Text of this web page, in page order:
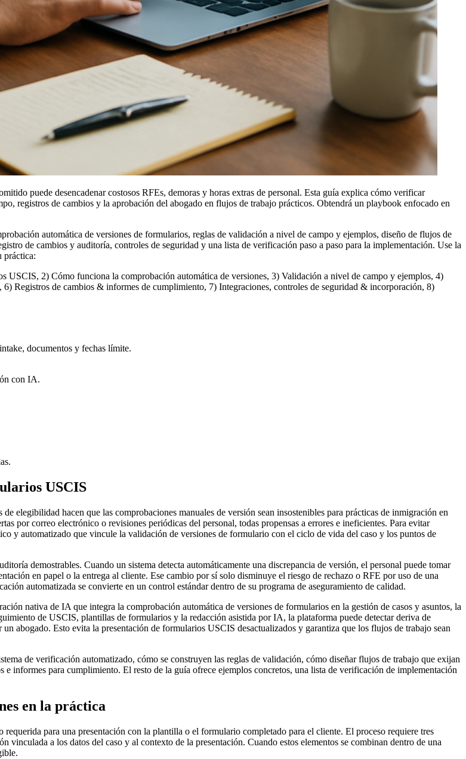
puede desencadenar costosos RFEs, demoras y horas extras de personal. Esta guía explica cómo verificar
registros de cambios y la aprobación del abogado en flujos de trabajo prácticos. Obtendrá un playbook enfocado en
automática de versiones de formularios, reglas de validación a nivel de campo y ejemplos, diseño de flujos de
de cambios y auditoría, controles de seguridad y una lista de verificación paso a paso para la implementación. Use la
práctica:
USCIS, 2) Cómo funciona la comprobación automática de versiones, 3) Validación a nivel de campo y ejemplos, 4)
Registros de cambios & informes de cumplimiento, 7) Integraciones, controles de seguridad & incorporación, 8)
documentos y fechas límite.
con IA.
USCIS
elegibilidad hacen que las comprobaciones manuales de versión sean insostenibles para prácticas de inmigración en
por correo electrónico o revisiones periódicas del personal, todas propensas a errores e ineficientes. Para evitar
y automatizado que vincule la validación de versiones de formulario con el ciclo de vida del caso y los puntos de
demostrables. Cuando un sistema detecta automáticamente una discrepancia de versión, el personal puede tomar
en papel o la entrega al cliente. Ese cambio por sí solo disminuye el riesgo de rechazo o RFE por uso de una
automatizada se convierte en un control estándar dentro de su programa de aseguramiento de calidad.
nativa de IA que integra la comprobación automática de versiones de formularios en la gestión de casos y asuntos, la
de USCIS, plantillas de formularios y la redacción asistida por IA, la plataforma puede detectar deriva de
abogado. Esto evita la presentación de formularios USCIS desactualizados y garantiza que los flujos de trabajo sean
de verificación automatizado, cómo se construyen las reglas de validación, cómo diseñar flujos de trabajo que exijan
informes para cumplimiento. El resto de la guía ofrece ejemplos concretos, una lista de verificación de implementación
en la práctica
para una presentación con la plantilla o el formulario completado para el cliente. El proceso requiere tres
a los datos del caso y al contexto de la presentación. Cuando estos elementos se combinan dentro de una